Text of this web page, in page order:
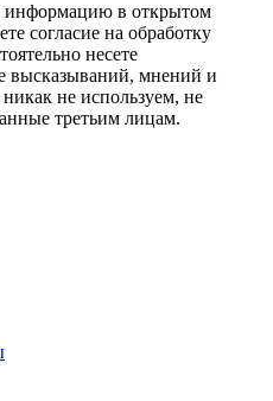
информацию в открытом
согласие на обработку
несете
высказываний, мнений и
не используем, не
третьим лицам.